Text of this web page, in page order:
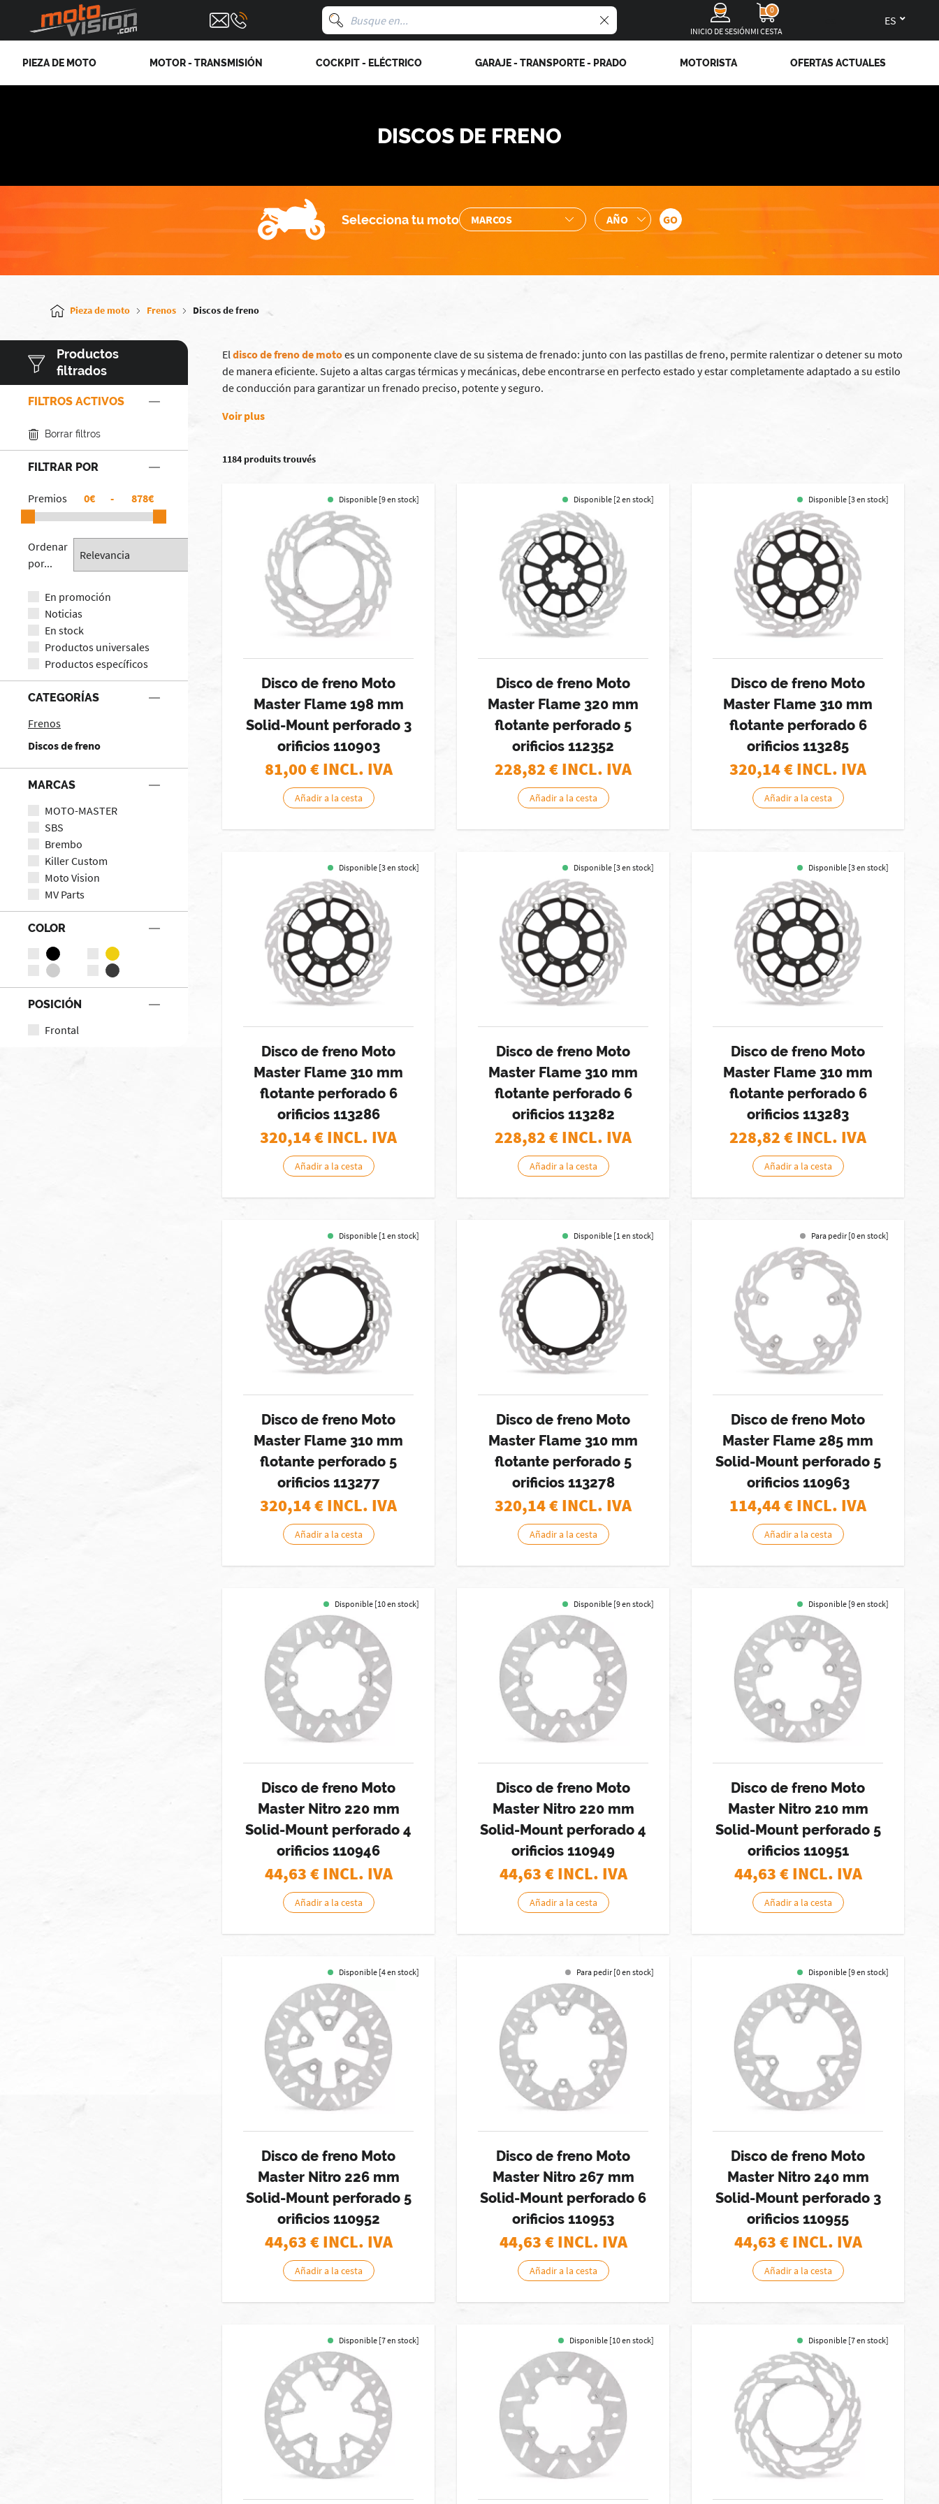
INICIO DE SESIÓN
0
MI CESTA
PIEZA DE MOTO MOTOR - TRANSMISIÓN COCKPIT - ELÉCTRICO GARAJE - TRANSPORTE - PRADO MOTORISTA OFERTAS ACTUALES
DISCOS DE FRENO
Selecciona tu moto
Pieza de moto Frenos Discos de freno
Productos
filtrados
FILTROS ACTIVOS
Borrar filtros
FILTRAR POR
Premios € - €
Ordenar
por...
En promoción
Noticias
En stock
Productos universales
Productos específicos
CATEGORÍAS
Frenos
Discos de freno
MARCAS
MOTO-MASTER
SBS
Brembo
Killer Custom
Moto Vision
MV Parts
COLOR
POSICIÓN
Frontal
Eldisco de freno de motoes un componente clave de su sistema de frenado: junto con las pastillas de freno, permite ralentizar o detener su moto
de manera eficiente. Sujeto a altas cargas térmicas y mecánicas, debe encontrarse en perfecto estado y estar completamente adaptado a su estilo
de conducción para garantizar un frenado preciso, potente y seguro.
Voir plus
1184 produits trouvés
Disponible [9 en stock]
Disco de freno Moto
Master Flame 198 mm
Solid-Mount perforado 3
orificios 110903
81,00€ INCL. IVA
Añadir a la cesta
Disponible [2 en stock]
Disco de freno Moto
Master Flame 320 mm
flotante perforado 5
orificios 112352
228,82 € INCL. IVA
Añadir a la cesta
Disponible [3 en stock]
Disco de freno Moto
Master Flame 310 mm
flotante perforado 6
orificios 113285
320,14€ INCL. IVA
Añadir a la cesta
Disponible [3 en stock]
Disco de freno Moto
Master Flame 310 mm
flotante perforado 6
orificios 113286
320,14€ INCL. IVA
Añadir a la cesta
Disponible [3 en stock]
Disco de freno Moto
Master Flame 310 mm
flotante perforado 6
orificios 113282
228,82 € INCL. IVA
Añadir a la cesta
Disponible [3 en stock]
Disco de freno Moto
Master Flame 310 mm
flotante perforado 6
orificios 113283
228,82 € INCL. IVA
Añadir a la cesta
Disponible [1 en stock]
Disco de freno Moto
Master Flame 310 mm
flotante perforado 5
orificios 113277
320,14€ INCL. IVA
Añadir a la cesta
Disponible [1 en stock]
Disco de freno Moto
Master Flame 310 mm
flotante perforado 5
orificios 113278
320,14€ INCL. IVA
Añadir a la cesta
Para pedir [0 en stock]
Disco de freno Moto
Master Flame 285 mm
Solid-Mount perforado 5
orificios 110963
114,44€ INCL. IVA
Añadir a la cesta
Disponible [10 en stock]
Disco de freno Moto
Master Nitro 220 mm
Solid-Mount perforado 4
orificios 110946
44,63€ INCL. IVA
Añadir a la cesta
Disponible [9 en stock]
Disco de freno Moto
Master Nitro 220 mm
Solid-Mount perforado 4
orificios 110949
44,63€ INCL. IVA
Añadir a la cesta
Disponible [9 en stock]
Disco de freno Moto
Master Nitro 210 mm
Solid-Mount perforado 5
orificios 110951
44,63€ INCL. IVA
Añadir a la cesta
Disponible [4 en stock]
Disco de freno Moto
Master Nitro 226 mm
Solid-Mount perforado 5
orificios 110952
44,63€ INCL. IVA
Añadir a la cesta
Para pedir [0 en stock]
Disco de freno Moto
Master Nitro 267 mm
Solid-Mount perforado 6
orificios 110953
44,63€ INCL. IVA
Añadir a la cesta
Disponible [9 en stock]
Disco de freno Moto
Master Nitro 240 mm
Solid-Mount perforado 3
orificios 110955
44,63€ INCL. IVA
Añadir a la cesta
Disponible [7 en stock] Disponible [10 en stock] Disponible [7 en stock]